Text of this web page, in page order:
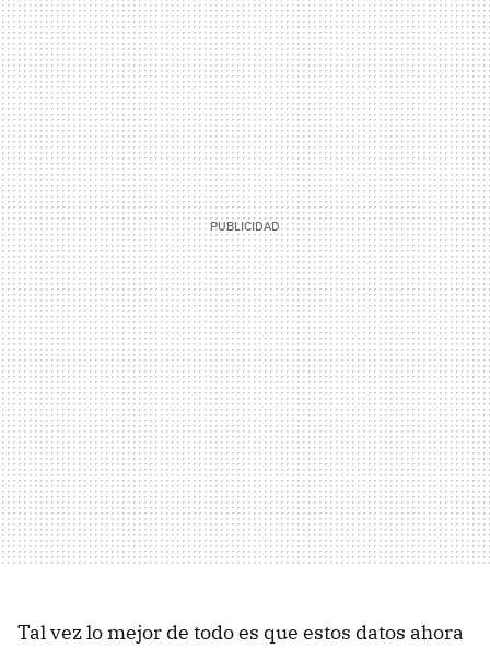
Tal vez lo mejor de todo es que estos datos ahora